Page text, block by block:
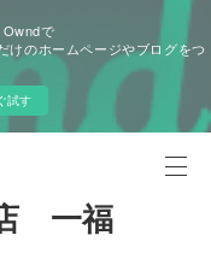
で
けのホームページやブログをつ
試す
一福